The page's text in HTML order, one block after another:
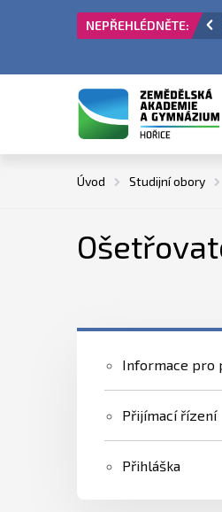
PŘIJÍMACÍ ŘÍZENÍ
Úvod Studijní obory
Informace pro
Přijímací řízení
Přihláška